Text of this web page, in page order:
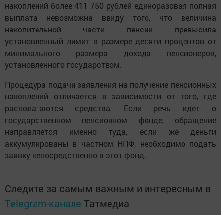
накоплений более 411 750 рублей единоразовая полная
выплата невозможна ввиду того, что величина
накопительной части пенсии превысила
установленный лимит в размере десяти процентов от
минимального размера дохода пенсионеров,
установленного государством.
Процедура подачи заявления на получение пенсионных
накоплений отличается в зависимости от того, где
располагаются средства. Если речь идет о
государственном пенсионном фонде, обращение
направляется именно туда, если же деньги
аккумулированы в частном НПФ, необходимо подать
заявку непосредственно в этот фонд.
Следите за самым важным и интересным в
Telegram-канале Татмедиа